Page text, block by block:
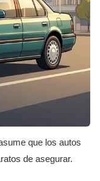
que los autos
de asegurar.